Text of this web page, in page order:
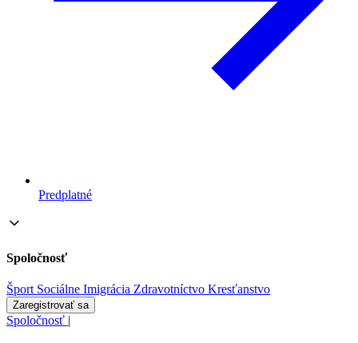
Predplatné
Spoločnosť
Šport Sociálne Imigrácia Zdravotníctvo Kresťanstvo
Zaregistrovať sa
Spoločnosť |